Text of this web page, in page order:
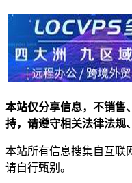
本站仅分享信息，不销售
持，请遵守相关法律法规
本站所有信息搜集自互联
请自行甄别。